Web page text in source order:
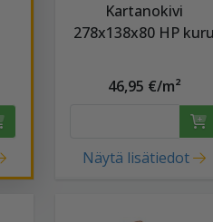
Kartanokivi
278x138x80 HP kuru
46,95 €/m²
Näytä lisätiedot